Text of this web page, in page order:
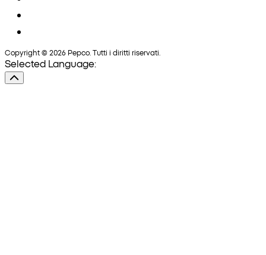
Copyright © 2026 Pepco. Tutti i diritti riservati.
Selected Language: